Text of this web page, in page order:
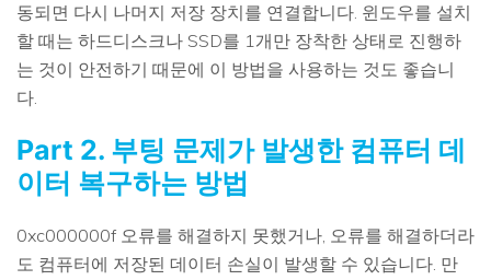
동되면 다시 나머지 저장 장치를 연결합니다. 윈도우를 설치
할 때는 하드디스크나 SSD를 1개만 장착한 상태로 진행하
는 것이 안전하기 때문에 이 방법을 사용하는 것도 좋습니
다.
Part 2. 부팅 문제가 발생한 컴퓨터 데
이터 복구하는 방법
0xc000000f 오류를 해결하지 못했거나, 오류를 해결하더라
도 컴퓨터에 저장된 데이터 손실이 발생할 수 있습니다. 만